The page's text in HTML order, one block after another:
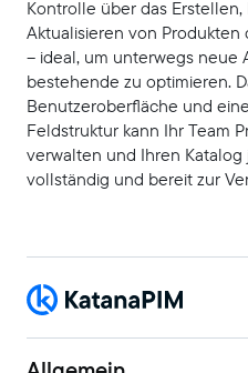
Kontrolle über das
Aktualisieren von
– ideal, um unterwegs neue
bestehende zu optimieren.
Benutzeroberfläche und
Feldstruktur kann Ihr Team
verwalten und Ihren
vollständig und bereit zur